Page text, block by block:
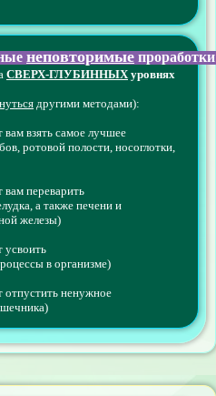
неповторимые проработки
СВЕРХ-ГЛУБИННЫХуровнях
другими методами):
взять самое лучшее
ротовой полости, носоглотки,
вам переварить
а также печени и
железы)
усвоить
в организме)
отпустить ненужное